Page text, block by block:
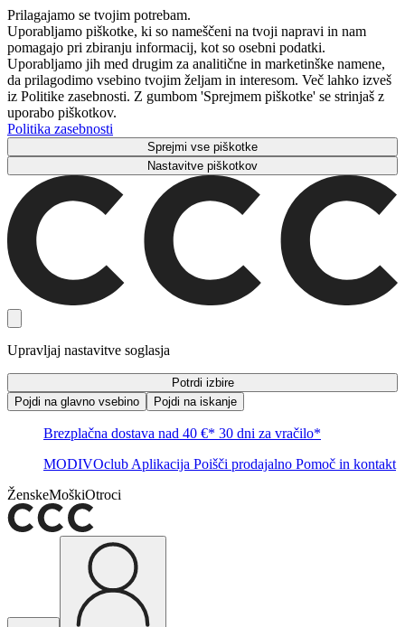
Prilagajamo se tvojim potrebam.
Uporabljamo piškotke, ki so nameščeni na tvoji napravi in ​​nam
pomagajo pri zbiranju informacij, kot so osebni podatki.
Uporabljamo jih med drugim za analitične in marketinške namene,
da prilagodimo vsebino tvojim željam in interesom. Več lahko izveš
iz Politike zasebnosti. Z gumbom 'Sprejmem piškotke' se strinjaš z
uporabo piškotkov.
Politika zasebnosti
Sprejmi vse piškotke
Nastavitve piškotkov
Upravljaj nastavitve soglasja
Potrdi izbire
Pojdi na glavno vsebino
Pojdi na iskanje
Brezplačna dostava nad 40 €* 30 dni za vračilo*
MODIVOclub Aplikacija Poišči prodajalno Pomoč in kontakt
ŽenskeMoškiOtroci